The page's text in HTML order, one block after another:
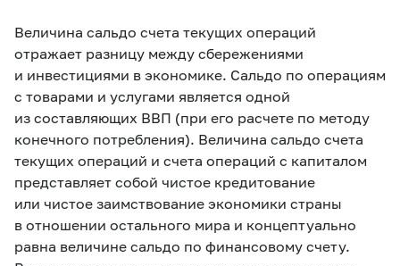
Величина сальдо счета текущих операций
отражает разницу между сбережениями
и инвестициями в экономике. Сальдо по операциям
с товарами и услугами является одной
из составляющих ВВП (при его расчете по методу
конечного потребления). Величина сальдо счета
текущих операций и счета операций с капиталом
представляет собой чистое кредитование
или чистое заимствование экономики страны
в отношении остального мира и концептуально
равна величине сальдо по финансовому счету.